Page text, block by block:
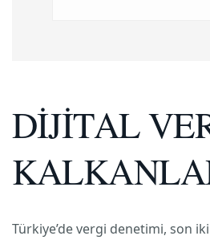
DİJİTAL
Türkiye’de vergi denetimi, son